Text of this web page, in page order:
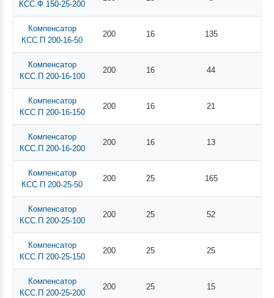
КСС.Ф 150-25-200
Компенсатор
КСС.П 200-16-50
200 16 135
Компенсатор
КСС.П 200-16-100
200 16 44
Компенсатор
КСС.П 200-16-150
200 16 21
Компенсатор
КСС.П 200-16-200
200 16 13
Компенсатор
КСС.П 200-25-50
200 25 165
Компенсатор
КСС.П 200-25-100
200 25 52
Компенсатор
КСС.П 200-25-150
200 25 25
Компенсатор
КСС.П 200-25-200
200 25 15